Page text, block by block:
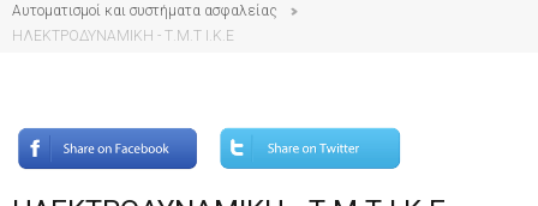
Αυτοματισμοί και συστήματα ασφαλείας
ΗΛΕΚΤΡΟΔΥΝΑΜΙΚΗ - Τ.Μ.Τ Ι.Κ.Ε